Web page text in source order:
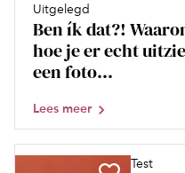
Uitgelegd
Ben ík dat?!
hoe je er echt
een foto...
Lees meer
Test